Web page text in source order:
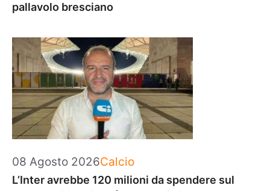
pallavolo bresciano
08 Agosto 2026Categorie
Calcio
L’Inter avrebbe 120 milioni da spendere sul